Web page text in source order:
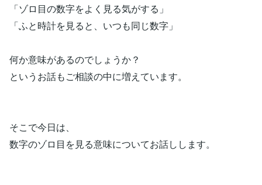
「ゾロ目の数字をよく見る気がする」
「ふと時計を見ると、いつも同じ数字」
何か意味があるのでしょうか？
というお話もご相談の中に増えています。
そこで今日は、
数字のゾロ目を見る意味についてお話しします。